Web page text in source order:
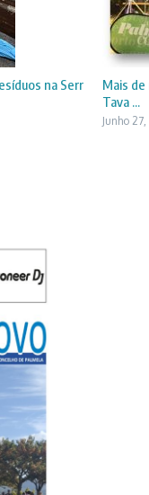
na Serr
Mais
Tava ...
Junho